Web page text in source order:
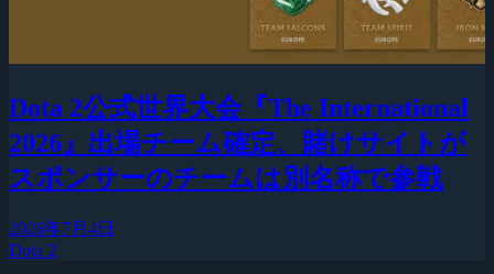
Dota 2公式世界大会『The International
2026』出場チーム確定、賭けサイトが
スポンサーのチームは別名称で参戦
2026年7月4日
Dota 2